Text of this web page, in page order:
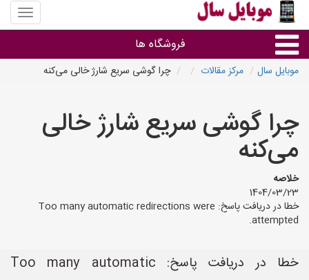
منوی
سایت
سال
فروشگاه ها
سایر گروه ها
موبایل سال مرکز مقالات چرا گوشی سریع شارژ خالی می‌کنه
چرا گوشی سریع شارژ خالی
می‌کنه
خلاصه
1404/03/23
خطا در دریافت پاسخ: Too many automatic redirections were
attempted.
خطا در دریافت پاسخ: Too many automatic